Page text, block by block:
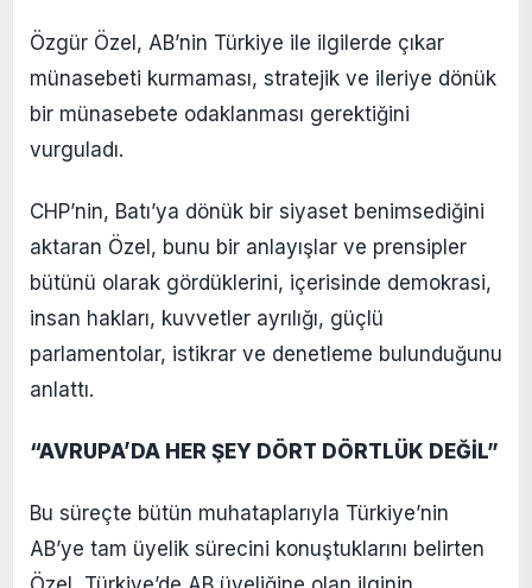
Özgür Özel, AB’nin Türkiye ile ilgilerde çıkar
münasebeti kurmaması, stratejik ve ileriye dönük
bir münasebete odaklanması gerektiğini
vurguladı.
CHP’nin, Batı’ya dönük bir siyaset benimsediğini
aktaran Özel, bunu bir anlayışlar ve prensipler
bütünü olarak gördüklerini, içerisinde demokrasi,
insan hakları, kuvvetler ayrılığı, güçlü
parlamentolar, istikrar ve denetleme bulunduğunu
anlattı.
“AVRUPA’DA HER ŞEY DÖRT DÖRTLÜK DEĞİL”
Bu süreçte bütün muhataplarıyla Türkiye’nin
AB’ye tam üyelik sürecini konuştuklarını belirten